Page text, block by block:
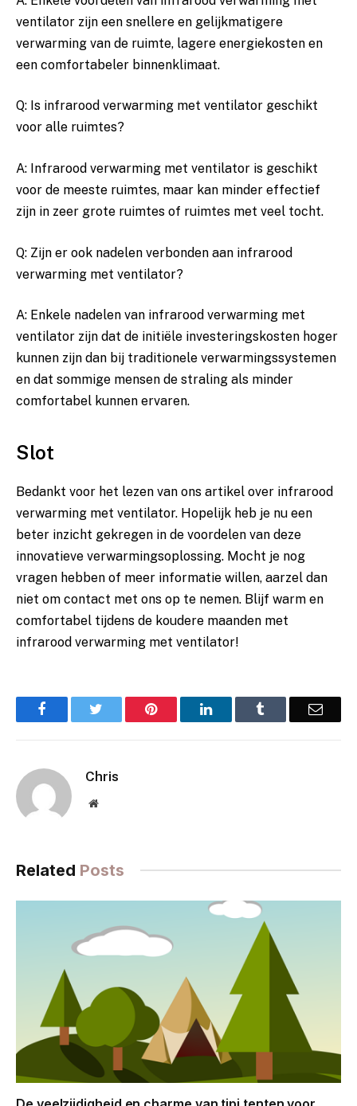
ventilator zijn een snellere en gelijkmatigere
verwarming van de ruimte, lagere energiekosten en
⁣een comfortabeler binnenklimaat.
Q: Is infrarood verwarming met ventilator geschikt
‌voor alle ruimtes?
A: Infrarood​ verwarming met ventilator is ‍geschikt⁣
voor de⁤ meeste ⁤ruimtes,‍ maar kan minder effectief
zijn‍ in⁤ zeer grote ruimtes‍ of ruimtes met veel‌ tocht.
Q: Zijn er ook ‌nadelen verbonden aan​ infrarood
verwarming met ventilator?
A: Enkele nadelen ‌van ⁢infrarood verwarming ‍met‌
ventilator zijn dat⁣ de initiële investeringskosten hoger
kunnen⁢ zijn dan bij traditionele verwarmingssystemen
en dat sommige ‌mensen de straling als minder
comfortabel kunnen ervaren.
Slot
Bedankt voor⁢ het lezen van ons ⁢artikel over infrarood
verwarming met ventilator. Hopelijk heb je ​nu een​
beter inzicht gekregen in de voordelen van ‍deze
innovatieve verwarmingsoplossing.⁤ Mocht je nog ​
vragen hebben‌ of meer informatie willen, aarzel dan‍
niet om contact⁣ met ons op te nemen. Blijf‍ warm⁣ en‌
comfortabel tijdens de koudere maanden met
infrarood verwarming met ventilator!
Facebook Pinterest LinkedIn Email
Chris
Website
Related Posts